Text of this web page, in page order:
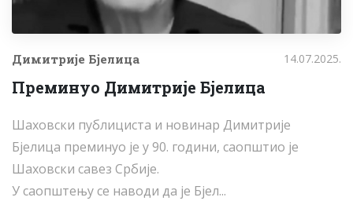
Димитрије Бјелица 14.07.2025.
Преминуо Димитрије Бјелица
Шаховски публициста и новинар Димитрије
Бјелица преминуо је у 90. години, саопштио је
Шаховски савез Србије.
У саопштењу се наводи да је Бјел...